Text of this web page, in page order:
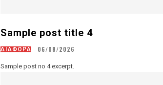
Sample post title 4
ΔΙΑΦΟΡΑ 06/08/2026
Sample post no 4 excerpt.